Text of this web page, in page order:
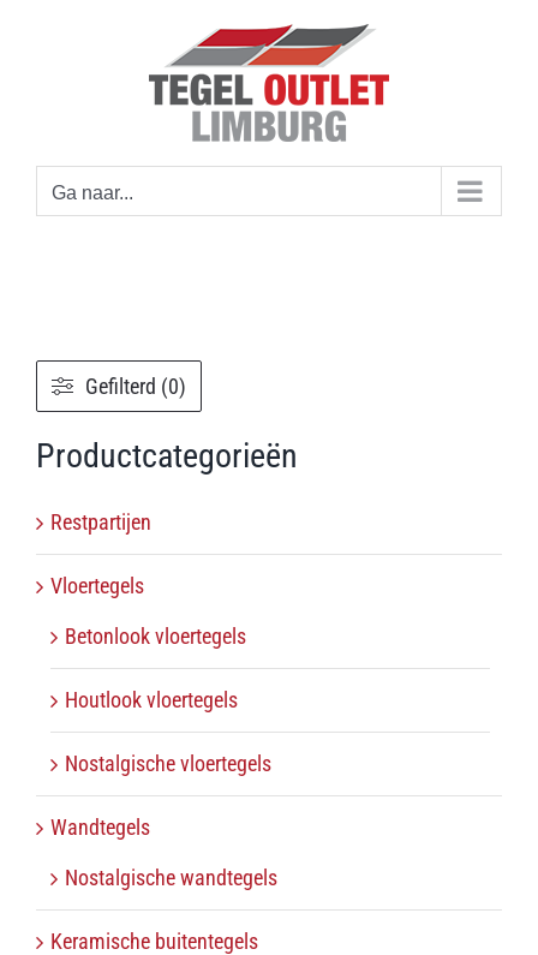
Ga naar...
Gefilterd (0)
Productcategorieën
Restpartijen
Vloertegels
Betonlook vloertegels
Houtlook vloertegels
Nostalgische vloertegels
Wandtegels
Nostalgische wandtegels
Keramische buitentegels